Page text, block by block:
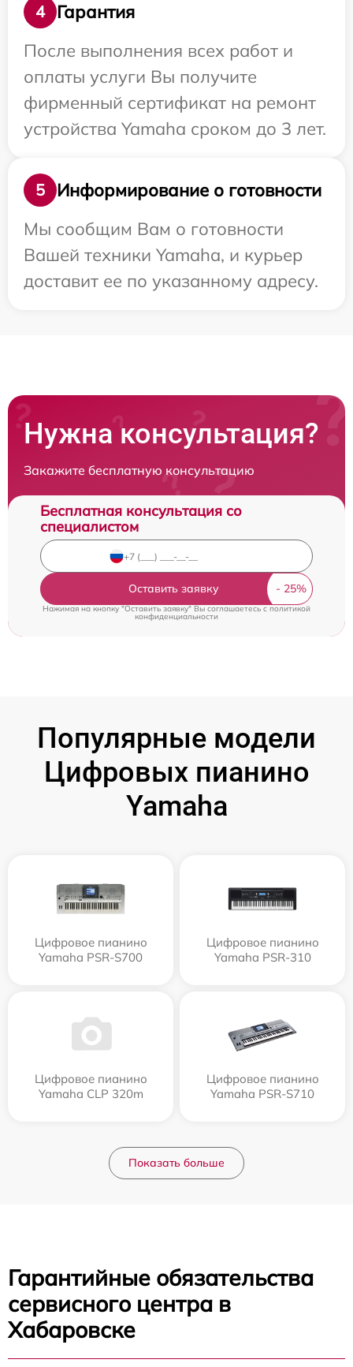
4
Гарантия
После выполнения всех работ и
оплаты услуги Вы получите
фирменный сертификат на ремонт
устройства Yamaha сроком до 3 лет.
5
Информирование о готовности
Мы сообщим Вам о готовности
Вашей техники Yamaha, и курьер
доставит ее по указанному адресу.
Нужна консультация?
Закажите бесплатную консультацию
Бесплатная консультация со
специалистом
Оставить заявку
Нажимая на кнопку "Оставить заявку" Вы соглашаетесь cполитикой
конфиденциальности
Популярные модели
Цифровых пианино
Yamaha
Цифровое пианино
Yamaha PSR-S700
Цифровое пианино
Yamaha PSR-310
Цифровое пианино
Yamaha CLP 320m
Цифровое пианино
Yamaha PSR-S710
Показать больше
Гарантийные обязательства
сервисного центра в
Хабаровске